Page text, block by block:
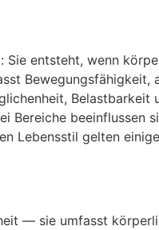
S‬ie entsteht, w‬enn
Bewegungsfähigkeit,
Belastbarkeit
Bereiche beeinflussen
Lebensstil g‬elten
— s‬ie umfasst